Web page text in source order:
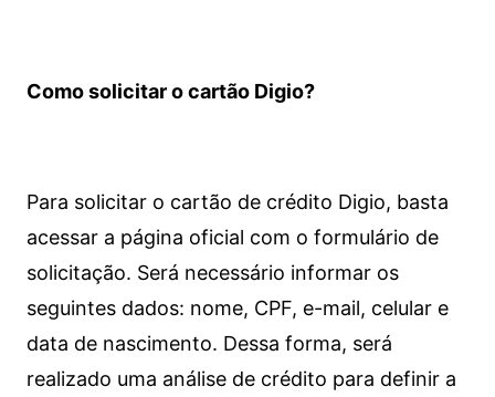
Como solicitar o cartão Digio?
Para solicitar o cartão de crédito Digio, basta
acessar a página oficial com o formulário de
solicitação. Será necessário informar os
seguintes dados: nome, CPF, e-mail, celular e
data de nascimento. Dessa forma, será
realizado uma análise de crédito para definir a